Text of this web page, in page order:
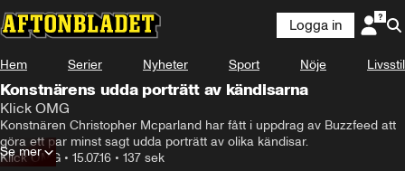
Logga in
Hem Serier Nyheter Sport Nöje Livsstil
Konstnärens udda porträtt av kändisarna
Klick OMG
Konstnären Christopher Mcparland har fått i uppdrag av Buzzfeed att
göra ett par minst sagt udda porträtt av olika kändisar.
Klick OMG • 15.07.16 • 137 sek
Se mer